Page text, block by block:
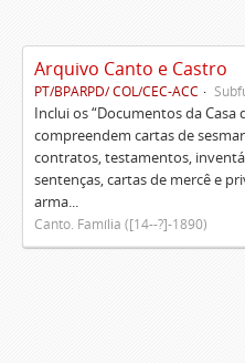
Arquivo Canto e Castro
PT/BPARPD/ COL/CEC-ACC
Inclui os “Documentos da Casa
compreendem cartas de
contratos, testamentos,
sentenças, cartas de mercê e
arma...
Canto. Família ([14--?]-1890)